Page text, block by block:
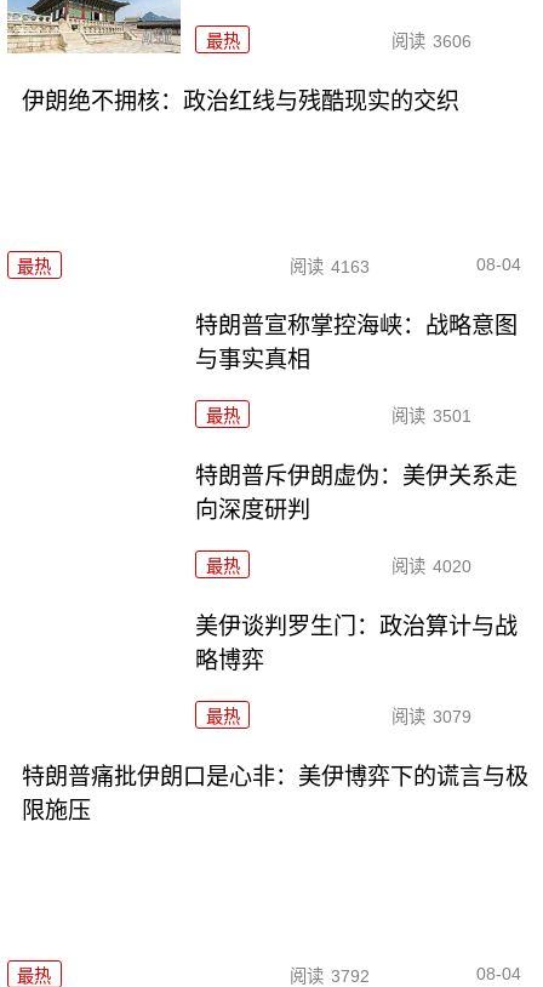
最热 阅读 3606
伊朗绝不拥核：政治红线与残酷现实的交织
最热 阅读 4163 08-04
特朗普宣称掌控海峡：战略意图
与事实真相
最热 阅读 3501
特朗普斥伊朗虚伪：美伊关系走
向深度研判
最热 阅读 4020
美伊谈判罗生门：政治算计与战
略博弈
最热 阅读 3079
特朗普痛批伊朗口是心非：美伊博弈下的谎言与极
限施压
最热 阅读 3792 08-04